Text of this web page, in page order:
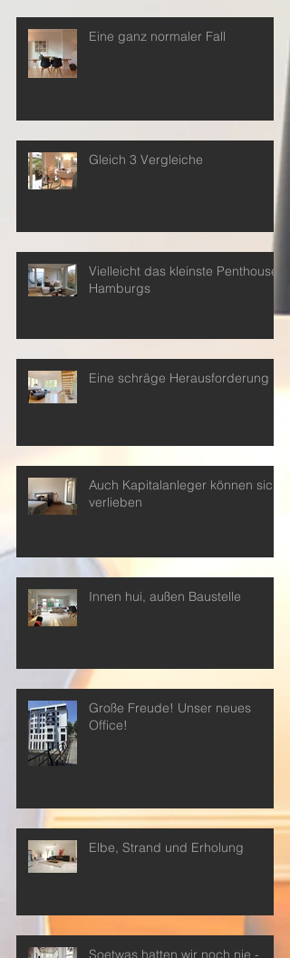
Eine ganz normaler Fall
Gleich 3 Vergleiche
Vielleicht das kleinste Penthouse
Hamburgs
Eine schräge Herausforderung
Auch Kapitalanleger können sich
verlieben
Innen hui, außen Baustelle
Große Freude! Unser neues
Office!
Elbe, Strand und Erholung
Soetwas hatten wir noch nie -